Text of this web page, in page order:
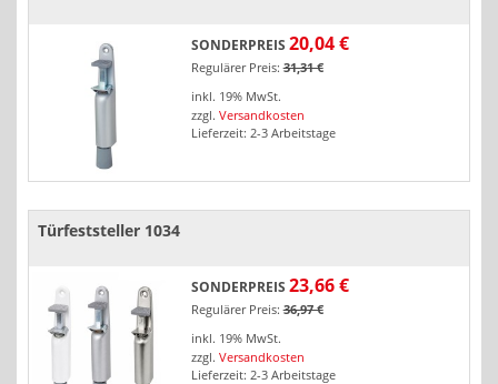
SONDERPREIS 20,04 €
Regulärer Preis: 31,31 €
inkl. 19% MwSt.
zzgl. Versandkosten
Lieferzeit: 2-3 Arbeitstage
Türfeststeller 1034
SONDERPREIS 23,66 €
Regulärer Preis: 36,97 €
inkl. 19% MwSt.
zzgl. Versandkosten
Lieferzeit: 2-3 Arbeitstage